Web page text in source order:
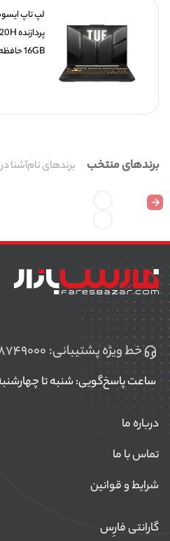
برندهای منتخب برندهای نام‌آشنا
خط ویژه پشتیبانی: ۰۲۱-
ساعت پاسخ‌گویی: شنبه تا
درباره ما
تماس با ما
شرایط و قوانین
گارانتی فارِس